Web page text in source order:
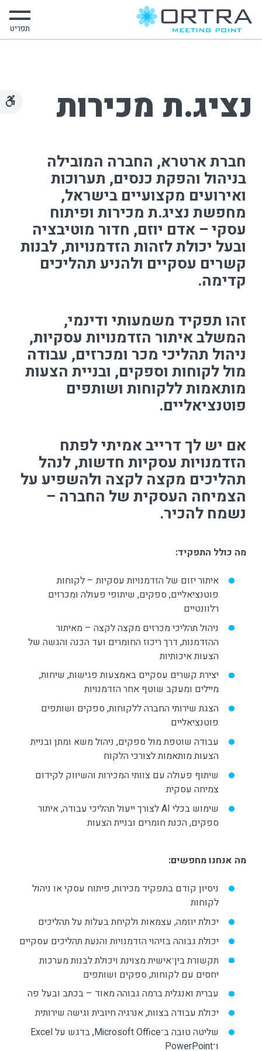
תפריט
נציג.ת מכירות
חברת ארטרא, החברה המובילה
בניהול והפקת כנסים, תערוכות
ואירועים מקצועיים בישראל,
מחפשת נציג.ת מכירות ופיתוח
עסקי – אדם יוזם, חדור מוטיבציה
ובעל יכולת לזהות הזדמנויות, לבנות
קשרים עסקיים ולהניע תהליכים
קדימה.
זהו תפקיד משמעותי ודינמי,
המשלב איתור הזדמנויות עסקיות,
ניהול תהליכי מכר ומכרזים, עבודה
מול לקוחות וספקים, ובניית הצעות
מותאמות ללקוחות ושותפים
פוטנציאליים.
אם יש לך דרייב אמיתי לפתח
הזדמנויות עסקיות חדשות, לנהל
תהליכים מקצה לקצה ולהשפיע על
הצמיחה העסקית של החברה –
נשמח להכיר.
מה כולל התפקיד:
איתור יזום של הזדמנויות עסקיות – לקוחות
פוטנציאליים, ספקים, שיתופי פעולה ומכרזים
רלוונטיים
ניהול תהליכי מכרזים מקצה לקצה – מאיתור
ההזדמנות, דרך ריכוז החומרים ועד הכנה והגשה של
הצעות איכותיות
יצירת קשרים עסקיים באמצעות פגישות, שיחות,
מיילים ומעקב שוטף אחר הזדמנויות
הצגת שירותי החברה ללקוחות, ספקים ושותפים
פוטנציאליים
עבודה שוטפת מול ספקים, ניהול משא ומתן ובניית
הצעות מותאמות לצורכי הלקוח
שיתוף פעולה עם צוותי המכירות והשיווק לקידום
צמיחה עסקית
שימוש בכלי AI לצורך ייעול תהליכי עבודה, איתור
ספקים, הכנת חומרים ובניית הצעות
מה אנחנו מחפשים:
ניסיון קודם בתפקיד מכירות, פיתוח עסקי או ניהול
לקוחות
יכולת יוזמה, עצמאות ולקיחת בעלות על תהליכים
יכולת גבוהה בזיהוי הזדמנויות והנעת תהליכים עסקיים
תקשורת בין־אישית מצוינת ויכולת לבנות מערכות
יחסים עם לקוחות, ספקים ושותפים
עברית ואנגלית ברמה גבוהה מאוד – בכתב ובעל פה
יכולת עבודה בצוות, אנרגיה חיובית וגישה שירותית
שליטה טובה ב־Microsoft Office, בדגש על Excel
ו־PowerPoint